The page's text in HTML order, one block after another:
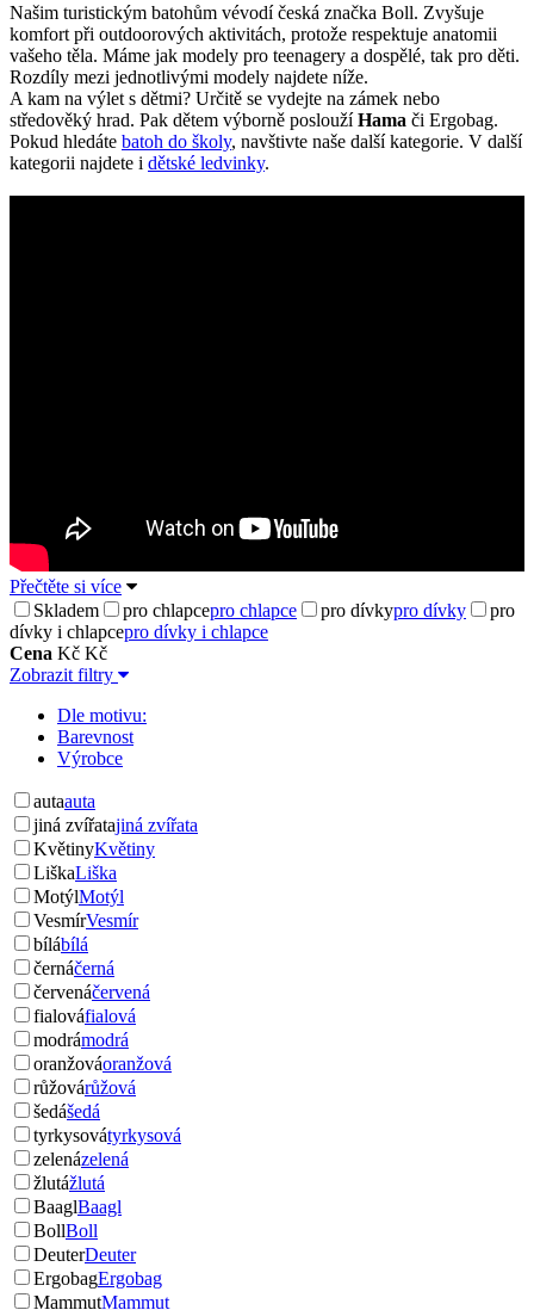
Našim turistickým batohům vévodí česká značka Boll. Zvyšuje
komfort při outdoorových aktivitách, protože respektuje anatomii
vašeho těla. Máme jak modely pro teenagery a dospělé, tak pro děti.
Rozdíly mezi jednotlivými modely najdete níže.
A kam na výlet s dětmi? Určitě se vydejte na zámek nebo
středověký hrad. Pak dětem výborně posloužíHama či Ergobag.
Pokud hledáte batoh do školy, navštivte naše další kategorie. V další
kategorii najdete i dětské ledvinky.
Přečtěte si více
Skladem
pro chlapcepro chlapce pro dívkypro dívky
pro
dívky i chlapcepro dívky i chlapce
Cena Kč Kč
Zobrazit filtry
Dle motivu:
Barevnost
Výrobce
autaauta
jiná zvířatajiná zvířata
KvětinyKvětiny
LiškaLiška
MotýlMotýl
VesmírVesmír
bílábílá
černáčerná
červenáčervená
fialováfialová
modrámodrá
oranžováoranžová
růžovárůžová
šedášedá
tyrkysovátyrkysová
zelenázelená
žlutážlutá
BaaglBaagl
BollBoll
DeuterDeuter
ErgobagErgobag
MammutMammut